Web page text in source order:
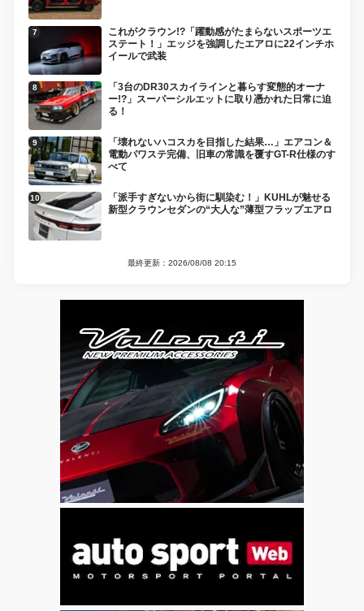
これがクラウン!?「躍動感がたまらないスポーツエ
ステート！」エッジを強調したエアロに22インチホ
イールで武装
「3台のDR30スカイラインと暮らす変態的オーナ
ー!?」スーパーシルエットに取り憑かれた日常に迫
る！
「壊れないハコスカを目指した結果…」エアコン＆
電動パワステ完備、旧車の常識を覆すGT-R仕様のす
べて
「派手すぎないから街に馴染む！」KUHLが魅せる
新型クラウンセダンの“大人な”薄型フラップエアロ
最終更新：2026/08/08 20:15